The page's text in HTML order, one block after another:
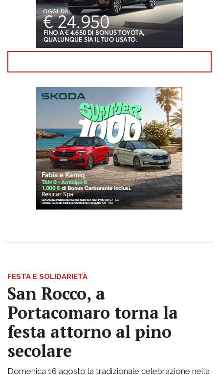
FESTA E SOLIDARIETÀ
San Rocco, a
Portacomaro torna la
festa attorno al pino
secolare
Domenica 16 agosto la tradizionale celebrazione nella